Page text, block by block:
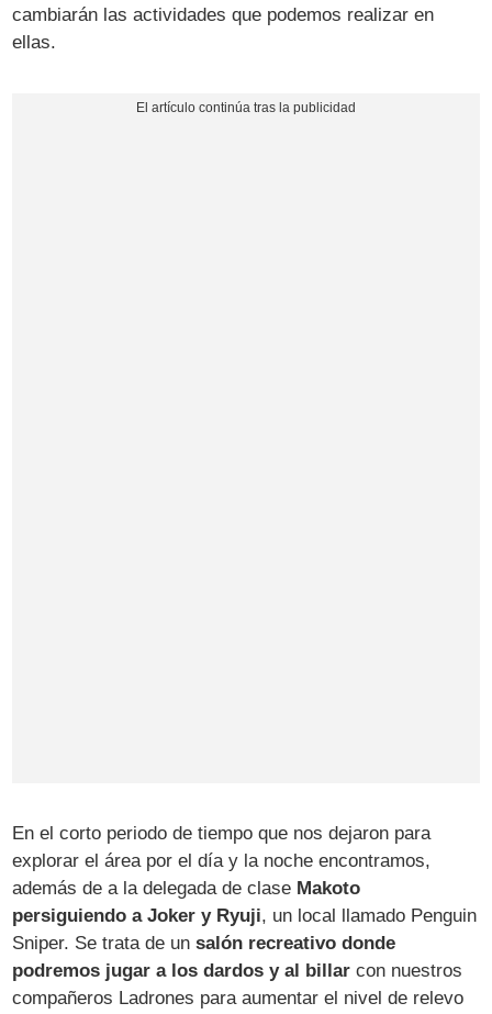
cambiarán las actividades que podemos realizar en
ellas.
En el corto periodo de tiempo que nos dejaron para
explorar el área por el día y la noche encontramos,
además de a la delegada de clase Makoto
persiguiendo a Joker y Ryuji, un local llamado Penguin
Sniper. Se trata de unsalón recreativo donde
podremos jugar a los dardos y al billar con nuestros
compañeros Ladrones para aumentar el nivel de relevo